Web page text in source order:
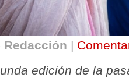
Redacción |
edición de la